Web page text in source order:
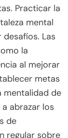
la
y
resiliencia
y factores
de los
el
pueden